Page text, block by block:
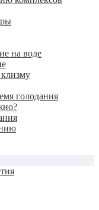
на воде
голодания